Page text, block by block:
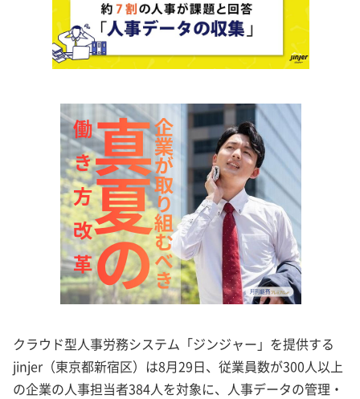
クラウド型人事労務システム「ジンジャー」を提供する
jinjer（東京都新宿区）は8月29日、従業員数が300人以上
の企業の人事担当者384人を対象に、人事データの管理・